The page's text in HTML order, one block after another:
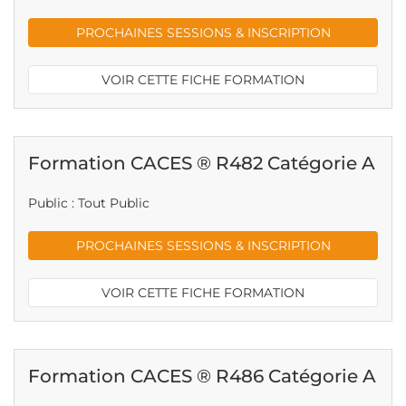
PROCHAINES SESSIONS & INSCRIPTION
VOIR CETTE FICHE FORMATION
Formation CACES ® R482 Catégorie A
Public : Tout Public
PROCHAINES SESSIONS & INSCRIPTION
VOIR CETTE FICHE FORMATION
Formation CACES ® R486 Catégorie A